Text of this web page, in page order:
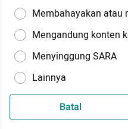
Membahayakan atau
Mengandung konten
Menyinggung SARA
Lainnya
Batal